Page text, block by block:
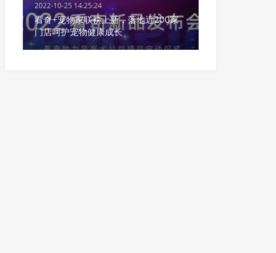
2022-10-25 14:25:24
看奇+宠物家联袂上新，落地近200家
门店呵护宠物健康成长